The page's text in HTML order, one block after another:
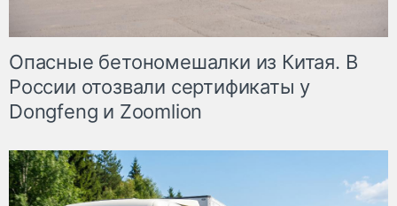
Опасные бетономешалки из Китая. В
России отозвали сертификаты у
Dongfeng и Zoomlion